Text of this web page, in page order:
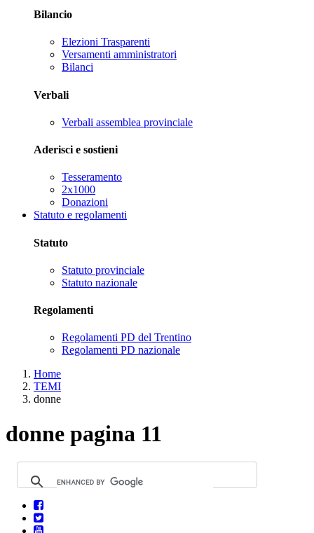
Bilancio
Elezioni Trasparenti
Versamenti amministratori
Bilanci
Verbali
Verbali assemblea provinciale
Aderisci e sostieni
Tesseramento
2x1000
Donazioni
Statuto e regolamenti
Statuto
Statuto provinciale
Statuto nazionale
Regolamenti
Regolamenti PD del Trentino
Regolamenti PD nazionale
Home
TEMI
donne
donne pagina 11